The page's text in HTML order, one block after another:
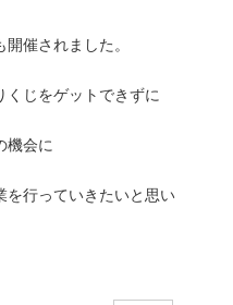
催されました。
じをゲットできずに
機会に
を行っていきたいと思い